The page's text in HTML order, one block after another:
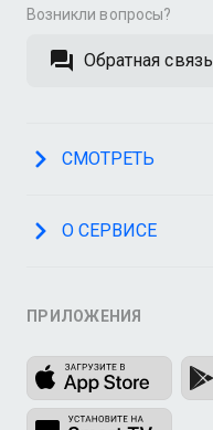
Возникли вопросы?
Обратная связь
СМОТРЕТЬ
О СЕРВИСЕ
ПРИЛОЖЕНИЯ